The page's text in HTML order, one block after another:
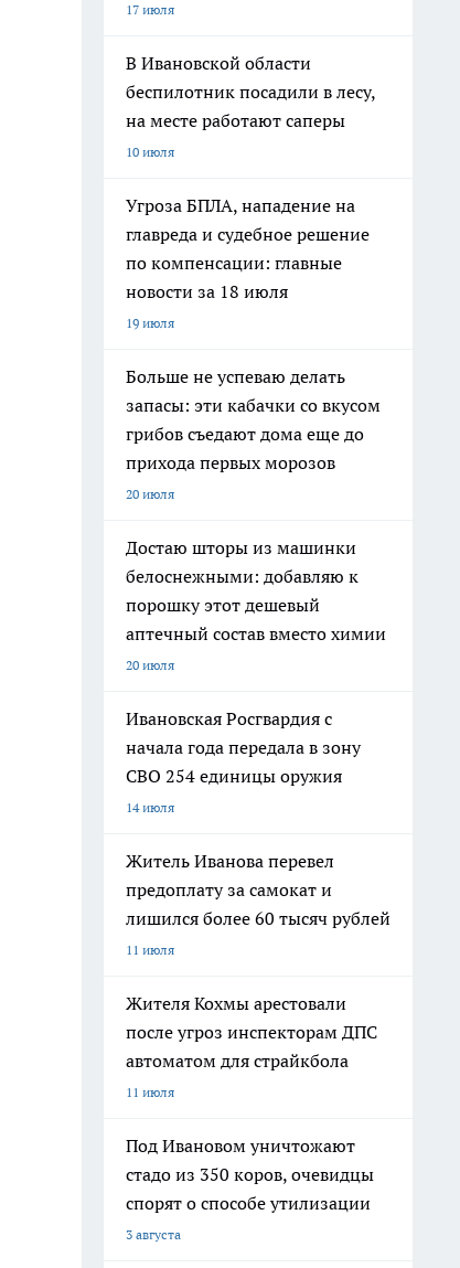
17 июля
В Ивановской области
беспилотник посадили в лесу,
на месте работают саперы
10 июля
Угроза БПЛА, нападение на
главреда и судебное решение
по компенсации: главные
новости за 18 июля
19 июля
Больше не успеваю делать
запасы: эти кабачки со вкусом
грибов съедают дома еще до
прихода первых морозов
20 июля
Достаю шторы из машинки
белоснежными: добавляю к
порошку этот дешевый
аптечный состав вместо химии
20 июля
Ивановская Росгвардия с
начала года передала в зону
СВО 254 единицы оружия
14 июля
Житель Иванова перевел
предоплату за самокат и
лишился более 60 тысяч рублей
11 июля
Жителя Кохмы арестовали
после угроз инспекторам ДПС
автоматом для страйкбола
11 июля
Под Ивановом уничтожают
стадо из 350 коров, очевидцы
спорят о способе утилизации
3 августа